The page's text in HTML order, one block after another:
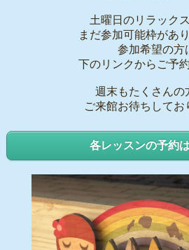
土曜日のリラック
まだ参加可能枠があ
参加希望の方
下のリンクからご予
週末もたくさんの
ご来館お待ちしてお
各レッスンの予約